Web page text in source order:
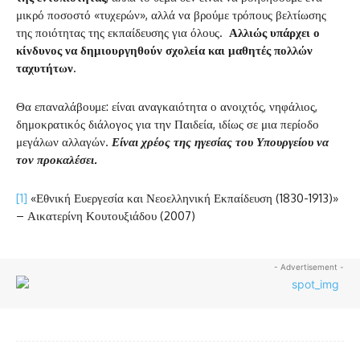
μικρό ποσοστό «τυχερών», αλλά να βρούμε τρόπους βελτίωσης
της ποιότητας της εκπαίδευσης για όλους. Αλλιώς υπάρχει ο
κίνδυνος να δημιουργηθούν σχολεία και μαθητές πολλών
ταχυτήτων.
Θα επαναλάβουμε: είναι αναγκαιότητα ο ανοιχτός, νηφάλιος,
δημοκρατικός διάλογος για την Παιδεία, ιδίως σε μια περίοδο
μεγάλων αλλαγών. Είναι χρέος της ηγεσίας του Υπουργείου να
τον προκαλέσει.
[1] «Εθνική Ευεργεσία και Νεοελληνική Εκπαίδευση (1830-1913)»
– Αικατερίνη Κουτουξιάδου (2007)
- Advertisement -